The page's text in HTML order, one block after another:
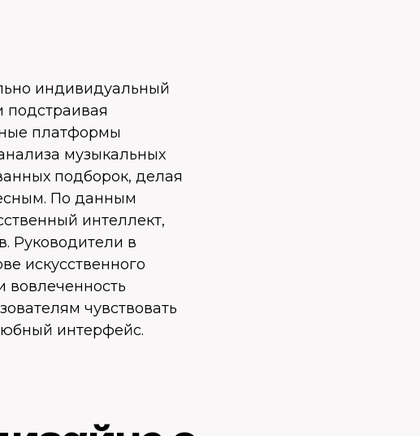
индивидуальный
подстраивая
платформы
музыкальных
подборок, делая
По данным
интеллект,
Руководители в
искусственного
вовлеченность
чувствовать
интерфейс.